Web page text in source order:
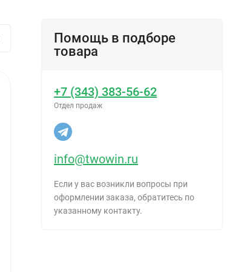
Помощь в подборе
товара
+7 (343) 383-56-62
Отдел продаж
info@twowin.ru
Если у вас возникли вопросы при
оформлении заказа, обратитесь по
указанному контакту.